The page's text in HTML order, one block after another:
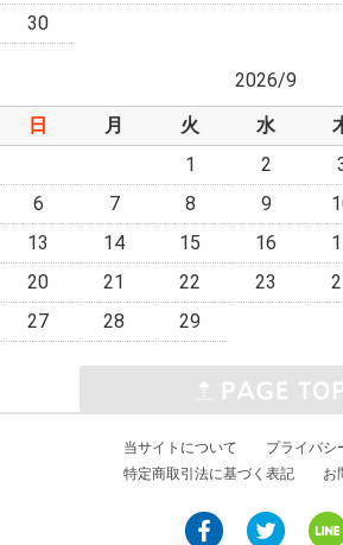
30
2026/9
日
月 火 水
1
2
6
7 8 9
13
14 15 16
20
21 22 23
27
28 29
当サイトについて
プライバシ
特定商取引法に基づく表記
お